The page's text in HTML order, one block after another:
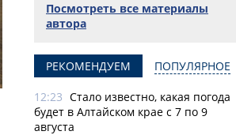
Посмотреть все материалы
автора
РЕКОМЕНДУЕМ ПОПУЛЯРНОЕ
12:23 Стало известно, какая погода
будет в Алтайском крае с 7 по 9
августа